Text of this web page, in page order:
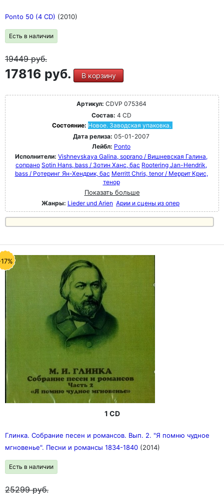
Ponto 50 (4 CD) (2010)
Есть в наличии
19449руб.
17816 руб. В корзину
Артикул: CDVP 075364
Состав: 4 CD
Состояние: Новое. Заводская упаковка.
Дата релиза: 05-01-2007
Лейбл: Ponto
Исполнители: Vishnevskaya Galina, soprano / Вишневская Галина,
сопрано Sotin Hans, bass / Зотин Ханс, бас Rootering Jan-Hendrik,
bass / Ротеринг Ян-Хендрик, бас Merritt Chris, tenor / Меррит Крис,
тенор
Показать больше
Жанры: Lieder und Arien Арии и сцены из опер
1 CD
Глинка. Собрание песен и романсов. Вып. 2. "Я помню чудное
мгновенье". Песни и романсы 1834-1840 (2014)
Есть в наличии
25299руб.